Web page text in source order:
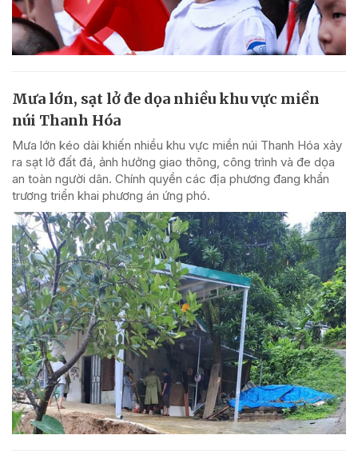
Mưa lớn, sạt lở đe dọa nhiều khu vực miền
núi Thanh Hóa
Mưa lớn kéo dài khiến nhiều khu vực miền núi Thanh Hóa xảy
ra sạt lở đất đá, ảnh hưởng giao thông, công trình và đe dọa
an toàn người dân. Chính quyền các địa phương đang khẩn
trương triển khai phương án ứng phó.